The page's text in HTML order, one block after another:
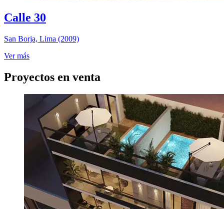
Calle 30
San Borja, Lima (2009)
Ver más
Proyectos en venta